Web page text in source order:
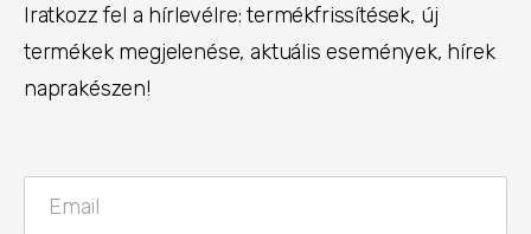
Iratkozz fel a hírlevélre: termékfrissítések, új
termékek megjelenése, aktuális események, hírek
naprakészen!